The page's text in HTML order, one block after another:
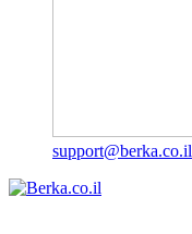
support@berka.co.il